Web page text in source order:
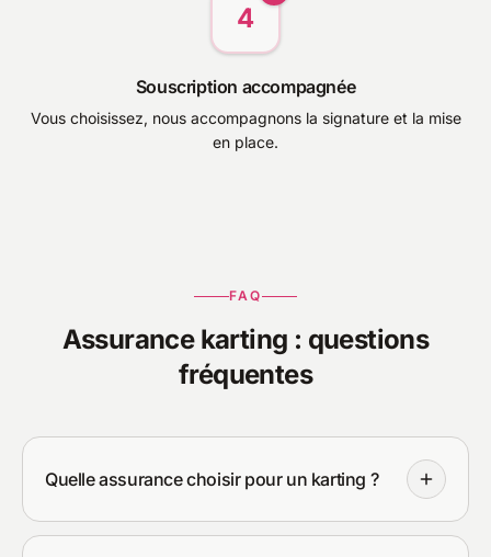
4
Souscription accompagnée
Vous choisissez, nous accompagnons la signature et la mise
en place.
FAQ
Assurance karting : questions
fréquentes
Quelle assurance choisir pour un karting ?